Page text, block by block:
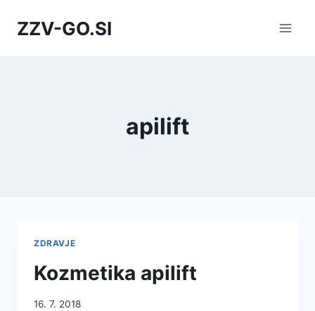
ZZV-GO.SI
apilift
ZDRAVJE
Kozmetika apilift
16. 7. 2018